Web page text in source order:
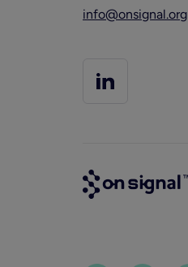
info@onsignal.org